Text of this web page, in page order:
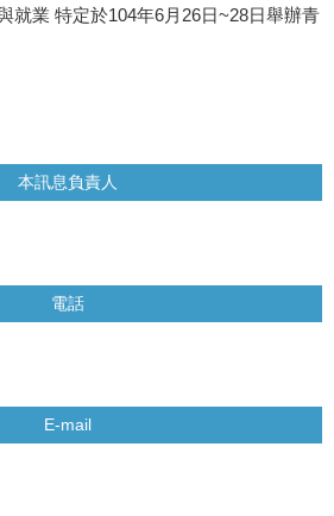
就業 特定於104年6月26日~28日舉辦青
本訊息負責人
電話
E-mail